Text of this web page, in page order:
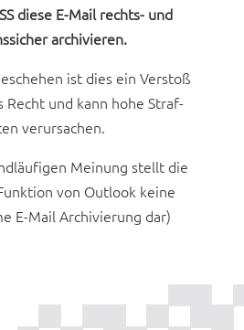
diese E-Mail rechts- und
archivieren.
ist dies ein Verstoß
und kann hohe Straf-
verursachen.
Meinung stellt die
von Outlook keine
E-Mail Archivierung dar)